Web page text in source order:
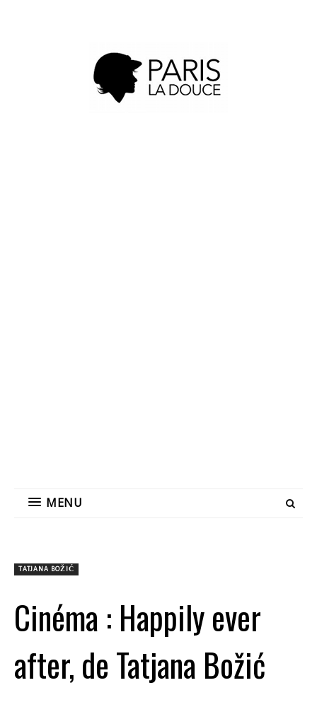
MENU
TATJANA BOŽIĆ
Cinéma : Happily ever
after, de Tatjana Božić